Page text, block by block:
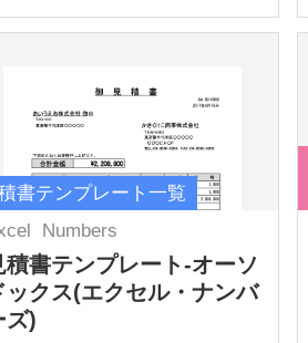
書テンプレート一覧
Numbers
積書テンプレート-オーソ
ックス(エクセル・ナンバ
ズ)